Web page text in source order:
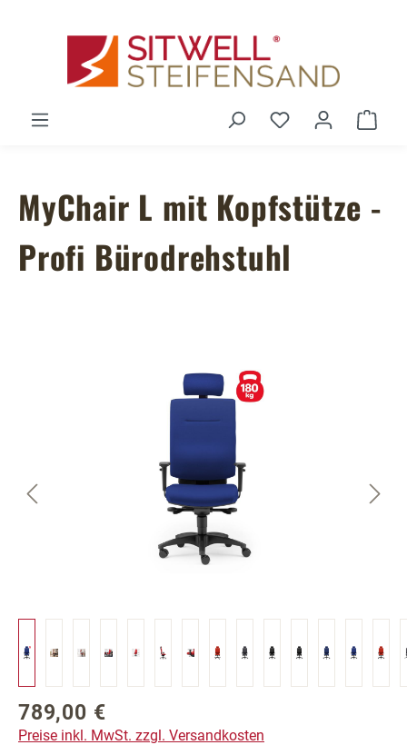
Du hast 0
MyChair L mit Kopfstütze -
Profi Bürodrehstuhl
Bildergalerie überspringen
Regulärer Preis:
789,00 €
Preise inkl. MwSt. zzgl. Versandkosten